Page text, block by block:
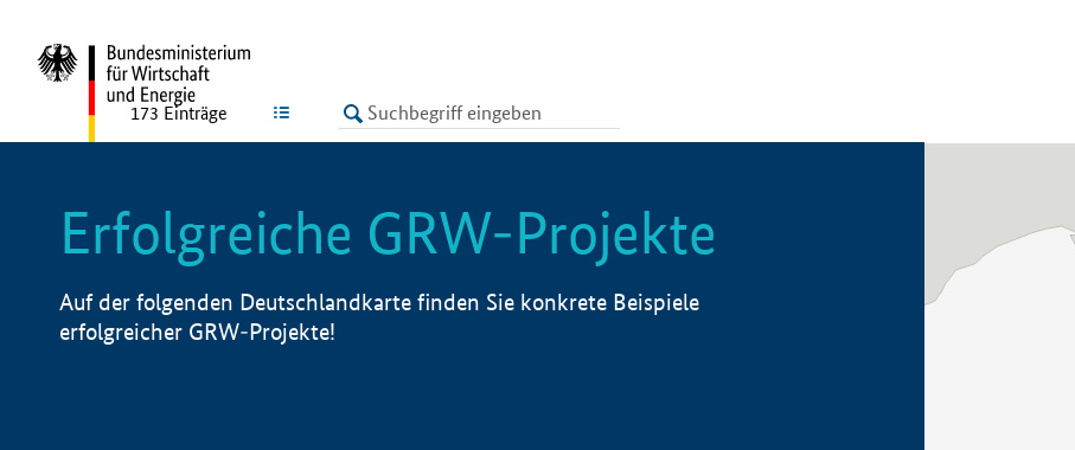
LISTE
173 Einträge
Erfolgreiche GRW-Projekte
Auf der folgenden Deutschlandkarte finden Sie konkrete Beispiele
erfolgreicher GRW-Projekte!